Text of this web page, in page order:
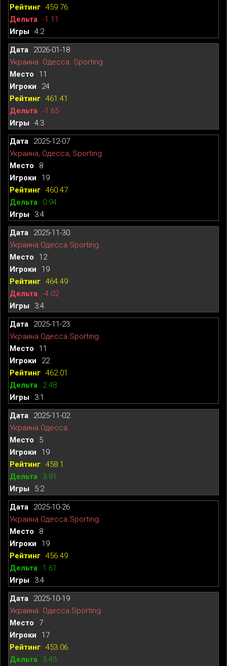
459.76
-1.11
4:2
2026-01-18
Украина. Одесса. Sporting
11
24
461.41
-1.65
4:3
2025-12-07
Украина, Одесса, Sporting
8
19
460.47
0.94
3:4
2025-11-30
Украина.Одесса.Sporting.
12
19
464.49
-4.02
3:4
2025-11-23
Украина.Одесса.Sporting.
11
22
462.01
2.48
3:1
2025-11-02
Украина.Одесса.
5
19
458.1
3.91
5:2
2025-10-26
Украина.Одесса.Sporting.
8
19
456.49
1.61
3:4
2025-10-19
Украина. Одесса.Sporting.
7
17
453.06
3.43